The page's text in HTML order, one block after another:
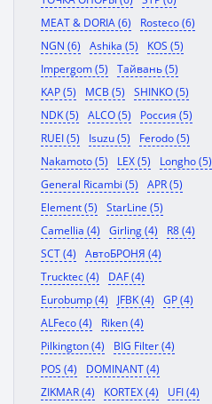
MEAT & DORIA (6)
Rosteco (6)
NGN (6)
Ashika (5)
KOS (5)
Impergom (5)
Тайвань (5)
KAP (5)
MCB (5)
SHINKO (5)
NDK (5)
ALCO (5)
Россия (5)
RUEI (5)
Isuzu (5)
Ferodo (5)
Nakamoto (5)
LEX (5)
Longho (5)
General Ricambi (5)
APR (5)
Element (5)
StarLine (5)
Camellia (4)
Girling (4)
R8 (4)
SCT (4)
АвтоБРОНЯ (4)
Trucktec (4)
DAF (4)
Eurobump (4)
JFBK (4)
GP (4)
ALFeco (4)
Riken (4)
Pilkington (4)
BIG Filter (4)
POS (4)
DOMINANT (4)
ZIKMAR (4)
KORTEX (4)
UFI (4)